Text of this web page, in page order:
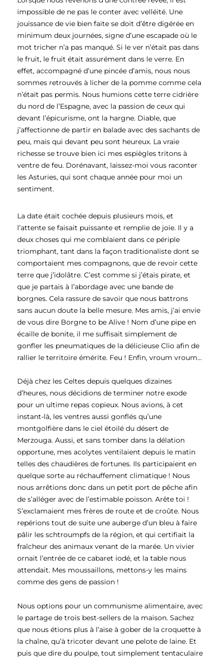
impossible de ne pas le conter avec velléité. Une
jouissance de vie bien faite se doit d’être digérée en
minimum deux journées, signe d’une escapade où le
mot tricher n’a pas manqué. Si le ver n’était pas dans
le fruit, le fruit était assurément dans le verre. En
effet, accompagné d’une pincée d’amis, nous nous
sommes retrouvés à licher de la pomme comme cela
n’était pas permis. Nous humions cette terre cidrière
du nord de l’Espagne, avec la passion de ceux qui
devant l’épicurisme, ont la hargne. Diable, que
j’affectionne de partir en balade avec des sachants de
peu, mais qui devant peu sont heureux. La vraie
richesse se trouve bien ici mes espiègles tritons à
ventre de feu. Dorénavant, laissez-moi vous raconter
les Asturies, qui sont chaque année pour moi un
sentiment.
La date était cochée depuis plusieurs mois, et
l’attente se faisait puissante et remplie de joie. Il y a
deux choses qui me comblaient dans ce périple
triomphant, tant dans la façon traditionaliste dont se
comportaient mes compagnons, que de revoir cette
terre que j’idolâtre. C’est comme si j’étais pirate, et
que je partais à l’abordage avec une bande de
borgnes. Cela rassure de savoir que nous battrons
sans aucun doute la belle mesure. Mes amis, j’ai envie
de vous dire Borgne to be Alive ! Nom d’une pipe en
écaille de bonite, il me suffisait simplement de
gonfler les pneumatiques de la délicieuse Clio afin de
rallier le territoire émérite. Feu ! Enfin, vroum vroum…
Déjà chez les Celtes depuis quelques dizaines
d’heures, nous décidions de terminer notre exode
pour un ultime repas copieux. Nous avions, à cet
instant-là, les ventres aussi gonflés qu’une
montgolfière dans le ciel étoilé du désert de
Merzouga. Aussi, et sans tomber dans la délation
opportune, mes acolytes ventilaient depuis le matin
telles des chaudières de fortunes. Ils participaient en
quelque sorte au réchauffement climatique ! Nous
nous arrêtions donc dans un petit port de pêche afin
de s’alléger avec de l’estimable poisson. Arête toi !
S’exclamaient mes frères de route et de croûte. Nous
repérions tout de suite une auberge d’un bleu à faire
pâlir les schtroumpfs de la région, et qui certifiait la
fraîcheur des animaux venant de la marée. Un vivier
ornait l’entrée de ce cabaret iodé, et la table nous
attendait. Mes moussaillons, mettons-y les mains
comme des gens de passion !
Nous options pour un communisme alimentaire, avec
le partage de trois best-sellers de la maison. Sachez
que nous étions plus à l’aise à gober de la croquette à
la chaîne, qu’à tricoter devant une pelote de laine. Et
puis que dire du poulpe, tout simplement tentaculaire